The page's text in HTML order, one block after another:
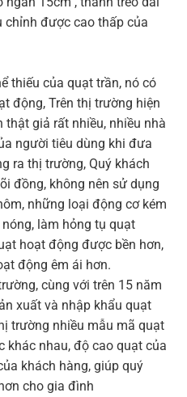
chỉnh được cao thấp của
thiếu của quạt trần, nó có
động, Trên thị trường hiện
giả rất nhiều, nhiều nhà
người tiêu dùng khi đưa
ra thị trường, Quý khách
đồng, không nên sử dụng
những loại động cơ kém
làm hỏng tụ quạt
hoạt động được bền hơn,
động êm ái hơn.
cùng với trên 15 năm
xuất và nhập khẩu quạt
trường nhiều mẫu mã quạt
khác nhau, độ cao quạt của
khách hàng, giúp quý
cho gia đình